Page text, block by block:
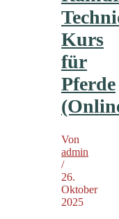
Kurs
für
Pferde
Von
admin
/
26.
Oktober
2025